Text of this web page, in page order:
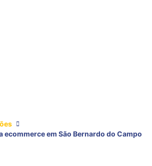
ecommerce em São Bernardo do Campo